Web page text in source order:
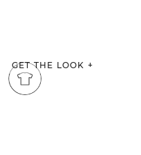
GET THE LOOK +